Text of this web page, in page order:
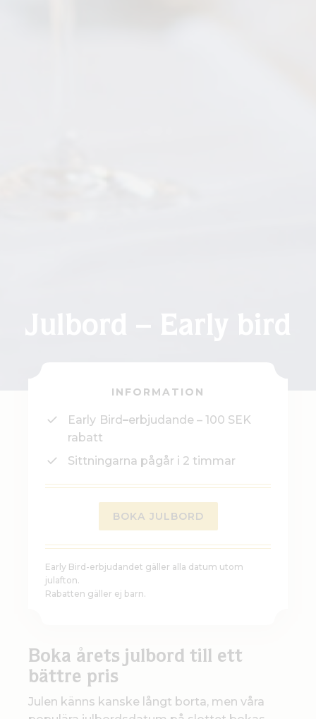
INFORMATION
Early Bird–erbjudande – 100 SEK
rabatt
Sittningarna pågår i 2 timmar
BOKA JULBORD
Early Bird-erbjudandet gäller alla datum utom
julafton.
Rabatten gäller ej barn.
Boka årets julbord till ett
bättre pris
Julen känns kanske långt borta, men våra